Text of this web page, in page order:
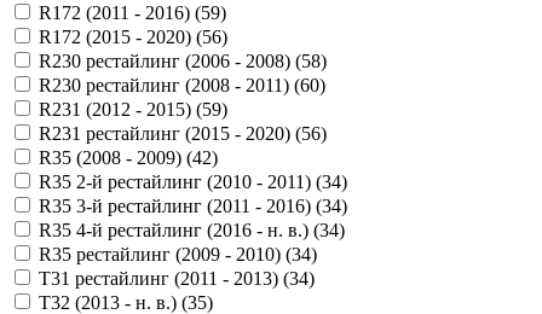
R172 (2011 - 2016) (59)
R172 (2015 - 2020) (56)
R230 рестайлинг (2006 - 2008) (58)
R230 рестайлинг (2008 - 2011) (60)
R231 (2012 - 2015) (59)
R231 рестайлинг (2015 - 2020) (56)
R35 (2008 - 2009) (42)
R35 2-й рестайлинг (2010 - 2011) (34)
R35 3-й рестайлинг (2011 - 2016) (34)
R35 4-й рестайлинг (2016 - н. в.) (34)
R35 рестайлинг (2009 - 2010) (34)
T31 рестайлинг (2011 - 2013) (34)
T32 (2013 - н. в.) (35)